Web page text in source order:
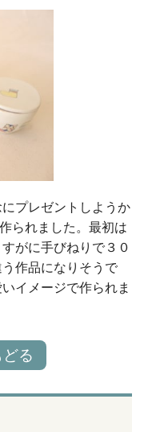
プレゼントしようか
られました。最初は
がに手びねりで３０
作品になりそうで
イメージで作られま
る